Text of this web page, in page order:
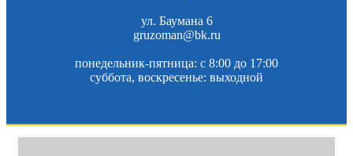
ул. Баумана 6
gruzoman@bk.ru
понедельник-пятница: c 8:00 до 17:00
суббота, воскресенье: выходной